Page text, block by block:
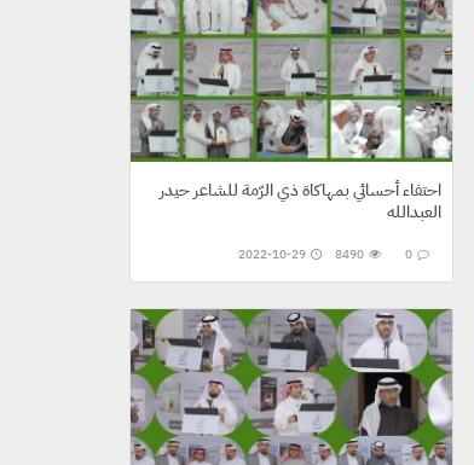
احتفاء أحسائي بمهاكاة ذي الرّمة للشاعر حيدر
العبدالله
2022-10-29 0
8490